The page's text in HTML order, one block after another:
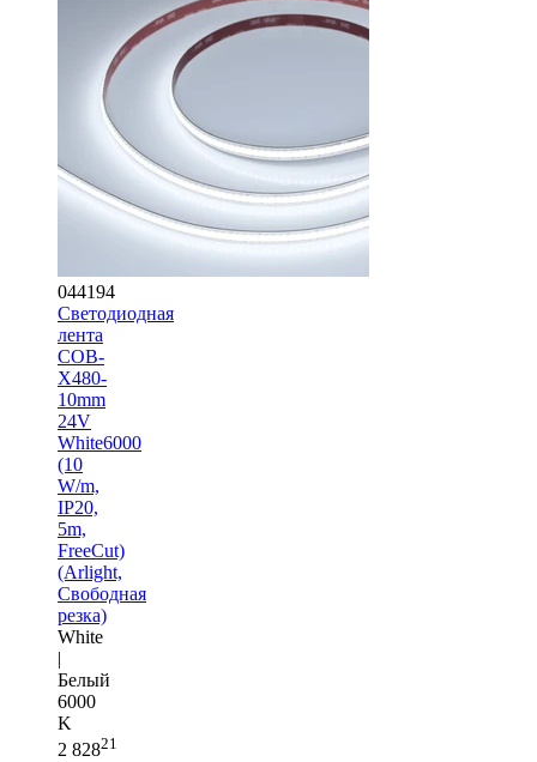
044194
Светодиодная
лента
COB-
X480-
10mm
24V
White6000
(10
W/m,
IP20,
5m,
FreeCut)
(Arlight,
Свободная
резка)
White
|
Белый
6000
K
2 82821